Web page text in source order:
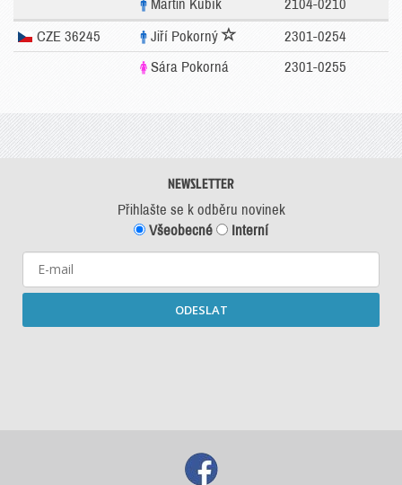
Martin Kubík
2104-0210
CZE 36245 Jiří Pokorný
2301-0254
Sára Pokorná
2301-0255
NEWSLETTER
Přihlašte se k odběru novinek
Všeobecné
Interní
ODESLAT